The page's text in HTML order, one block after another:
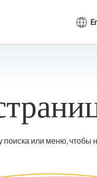
или меню, чтобы